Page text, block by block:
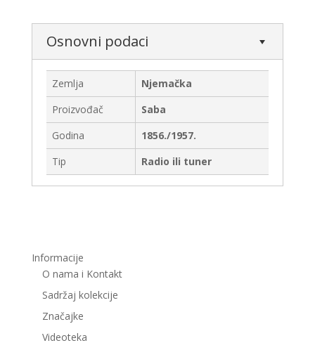
Osnovni podaci
Zemlja
Njemačka
Proizvođač
Saba
Godina
1856./1957.
Tip
Radio ili tuner
Informacije
O nama i Kontakt
Sadržaj kolekcije
Značajke
Videoteka